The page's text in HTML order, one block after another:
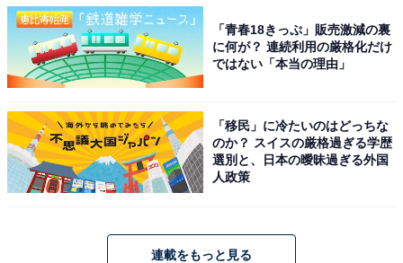
「青春18きっぷ」販売激減の裏
に何が？ 連続利用の厳格化だけ
ではない「本当の理由」
「移民」に冷たいのはどっちな
のか？ スイスの厳格過ぎる学歴
選別と、日本の曖昧過ぎる外国
人政策
連載をもっと見る